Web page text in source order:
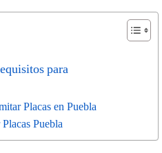
para
Placas en Puebla
Puebla